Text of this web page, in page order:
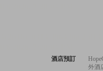
酒店預訂
外酒